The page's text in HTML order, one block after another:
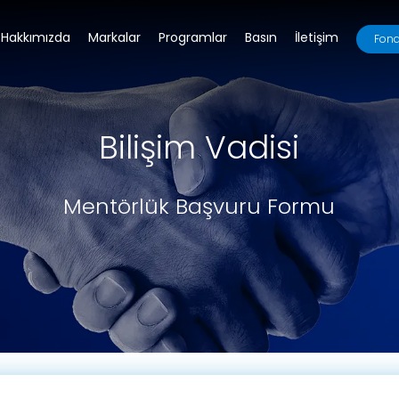
Hakkımızda Markalar Programlar Basın İletişim
Bilişim Vadisi
Mentörlük Başvuru Formu